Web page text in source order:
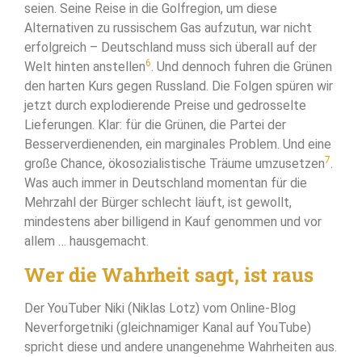
seien. Seine Reise in die Golfregion, um diese
Alternativen zu russischem Gas aufzutun, war nicht
erfolgreich – Deutschland muss sich überall auf der
Welt hinten anstellen6. Und dennoch fuhren die Grünen
den harten Kurs gegen Russland. Die Folgen spüren wir
jetzt durch explodierende Preise und gedrosselte
Lieferungen. Klar: für die Grünen, die Partei der
Besserverdienenden, ein marginales Problem. Und eine
große Chance, ökosozialistische Träume umzusetzen7.
Was auch immer in Deutschland momentan für die
Mehrzahl der Bürger schlecht läuft, ist gewollt,
mindestens aber billigend in Kauf genommen und vor
allem … hausgemacht.
Wer die Wahrheit sagt, ist raus
Der YouTuber Niki (Niklas Lotz) vom Online-Blog
Neverforgetniki (gleichnamiger Kanal auf YouTube)
spricht diese und andere unangenehme Wahrheiten aus.